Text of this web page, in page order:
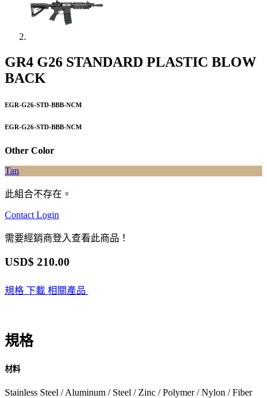
GR4 G26 STANDARD PLASTIC BLOW
BACK
EGR-G26-STD-BBB-NCM
EGR-G26-STD-BBB-NCM
Other Color
Tan
此組合不存在。
Contact Login
需要經銷商登入查看此商品！
USD$ 210.00
規格 下載 相關產品
規格
材料
Stainless Steel / Aluminum / Steel / Zinc / Polymer / Nylon / Fiber